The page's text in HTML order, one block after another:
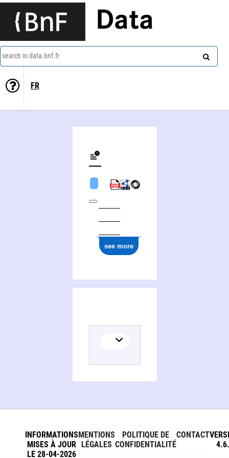
Data
search in data.bnf.fr
FR
see more
INFORMATIONS
MISES À JOUR
LE 28-04-2026
MENTIONS
LÉGALES
POLITIQUE DE
CONFIDENTIALITÉ
CONTACT